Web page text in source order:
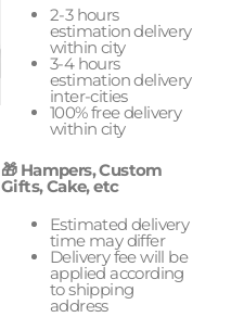
2-3 hours
estimation delivery
within city
3-4 hours
estimation delivery
inter-cities
100% free delivery
within city
🎁 Hampers, Custom
Gifts, Cake, etc
Estimated delivery
time may differ
Delivery fee will be
applied according
to shipping
address